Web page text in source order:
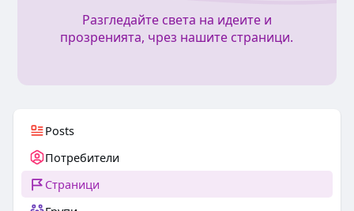
Разгледайте света на идеите и
прозренията, чрез нашите страници.
Posts
Потребители
Страници